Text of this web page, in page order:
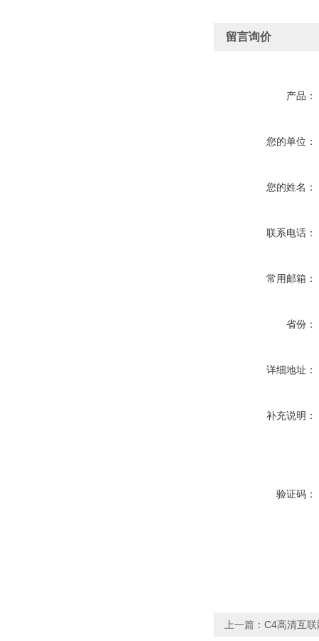
留言询价
产品：
您的单位：
您的姓名：
联系电话：
常用邮箱：
省份：
详细地址：
补充说明：
验证码：
上一篇： C4高清互